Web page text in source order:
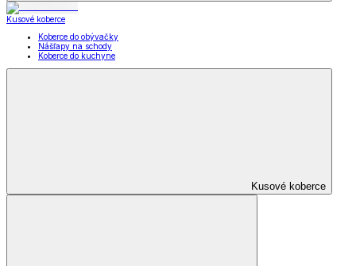
Kusové koberce
Koberce do obývačky
Nášľapy na schody
Koberce do kuchyne
Kusové koberce